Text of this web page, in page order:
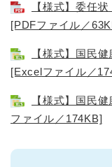
【様式】委任
[PDFファイル／
【様式】国民
[Excelファイル／
【様式】国民
ファイル／174KB]